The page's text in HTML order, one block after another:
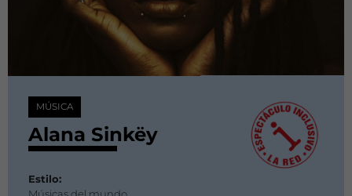
MÚSICA
Alana Sinkëy
Estilo: